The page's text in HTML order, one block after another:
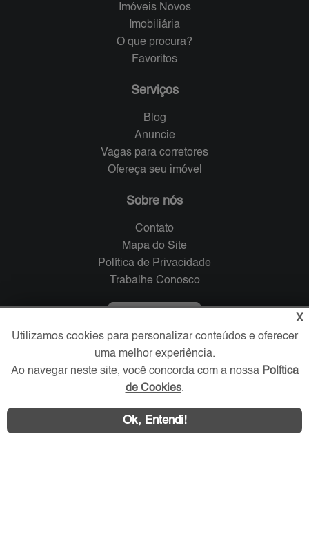
Imóveis Novos
Imobiliária
O que procura?
Favoritos
Serviços
Blog
Anuncie
Vagas para corretores
Ofereça seu imóvel
Sobre nós
Contato
Mapa do Site
Política de Privacidade
Trabalhe Conosco
Redes Sociais
X
Utilizamos cookies para personalizar conteúdos e oferecer
uma melhor experiência.
Ao navegar neste site, você concorda com a nossa Política
de Cookies.
Ok, Entendi!